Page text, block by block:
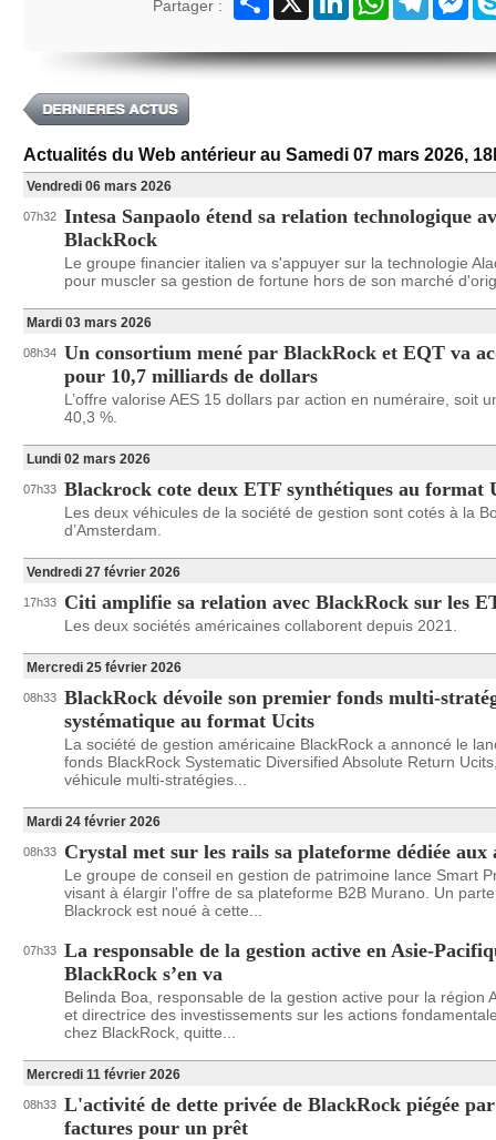
Partager :
Actualités du Web antérieur au Samedi 07 mars 2026,
Vendredi 06 mars 2026
07h32 Intesa Sanpaolo étend sa relation technologique
BlackRock
Le groupe financier italien va s'appuyer sur la technologie
pour muscler sa gestion de fortune hors de son marché
Mardi 03 mars 2026
08h34 Un consortium mené par BlackRock et EQT va
pour 10,7 milliards de dollars
L’offre valorise AES 15 dollars par action en numéraire, soit
40,3 %.
Lundi 02 mars 2026
07h33 Blackrock cote deux ETF synthétiques au format
Les deux véhicules de la société de gestion sont cotés à la
d’Amsterdam.
Vendredi 27 février 2026
17h33 Citi amplifie sa relation avec BlackRock sur les
Les deux sociétés américaines collaborent depuis 2021.
Mercredi 25 février 2026
08h33 BlackRock dévoile son premier fonds multi-
systématique au format Ucits
La société de gestion américaine BlackRock a annoncé le
fonds BlackRock Systematic Diversified Absolute Return
véhicule multi-stratégies...
Mardi 24 février 2026
08h33 Crystal met sur les rails sa plateforme dédiée aux
Le groupe de conseil en gestion de patrimoine lance Smart
visant à élargir l'offre de sa plateforme B2B Murano. Un
Blackrock est noué à cette...
07h33 La responsable de la gestion active en Asie-
BlackRock s’en va
Belinda Boa, responsable de la gestion active pour la région
et directrice des investissements sur les actions
chez BlackRock, quitte...
Mercredi 11 février 2026
08h33 L'activité de dette privée de BlackRock piégée par
factures pour un prêt